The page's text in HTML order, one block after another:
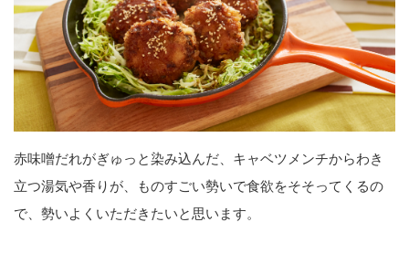
赤味噌だれがぎゅっと染み込んだ、キャベツメンチからわき
立つ湯気や香りが、ものすごい勢いで食欲をそそってくるの
で、勢いよくいただきたいと思います。